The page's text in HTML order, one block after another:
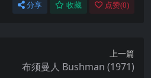
分享 收藏 点赞(0)
上一篇
布须曼人 Bushman (1971)